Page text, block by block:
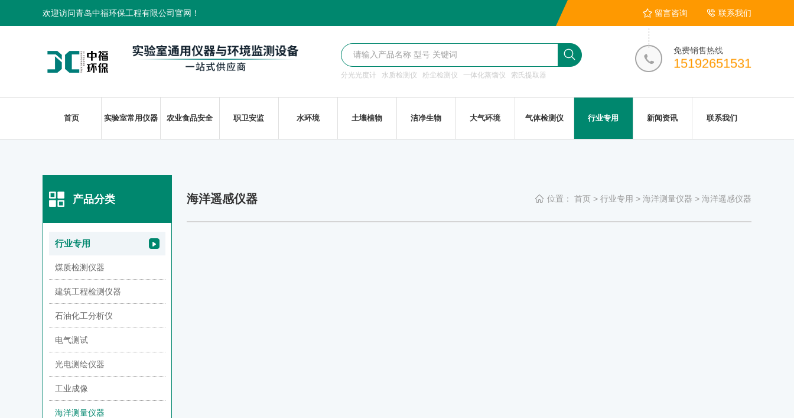
欢迎访问青岛中福环保工程有限公司官网！ 留言咨询 联系我们
分光光度计 水质检测仪 粉尘检测仪 一体化蒸馏仪 索氏提取器
免费销售热线
15192651531
首页 实验室常用仪器 农业食品安全 职卫安监 水环境 土壤植物 洁净生物 大气环境 气体检测仪 行业专用 新闻资讯 联系我们
海洋遥感仪器 位置： 首页 > 行业专用 > 海洋测量仪器 > 海洋遥感仪器
产品分类
行业专用
煤质检测仪器
建筑工程检测仪器
石油化工分析仪
电气测试
光电测绘仪器
工业成像
海洋测量仪器